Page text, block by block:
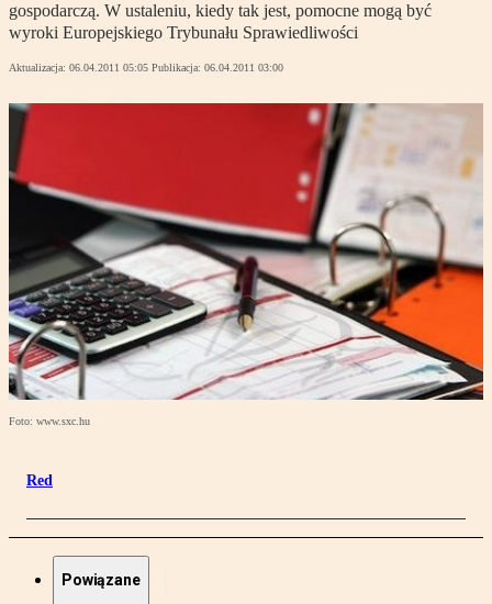
gospodarczą. W ustaleniu, kiedy tak jest, pomocne mogą być
wyroki Europejskiego Trybunału Sprawiedliwości
Aktualizacja: 06.04.2011 05:05 Publikacja: 06.04.2011 03:00
Foto: www.sxc.hu
Red
Powiązane